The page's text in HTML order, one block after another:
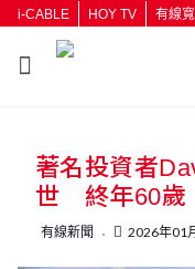
i-CABLE HOY TV 有線
著名投資者
世 終年60歲
有線新聞 2026年01